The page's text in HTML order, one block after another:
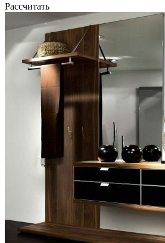
Рассчитать